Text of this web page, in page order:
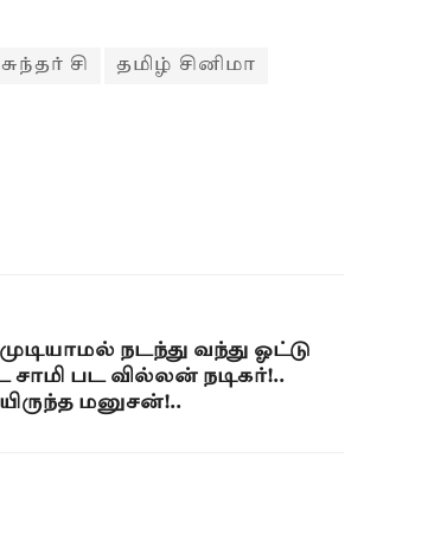
சுந்தர் சி தமிழ் சினிமா
நடந்து வந்து ஓட்டு
பட வில்லன் நடிகர்!..
மனுசன்!..